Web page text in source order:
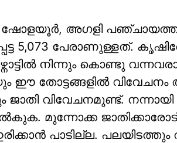
ഷോളയൂര്‍, അഗളി
5,073 പേരാണുള്ളത്.
നിന്നും കൊണ്ടു
ഈ തോട്ടങ്ങളില്‍
വിവേചനമുണ്ട്.
മുന്നോക്ക ജാതിക്കാരോട്
പാടില്ല.